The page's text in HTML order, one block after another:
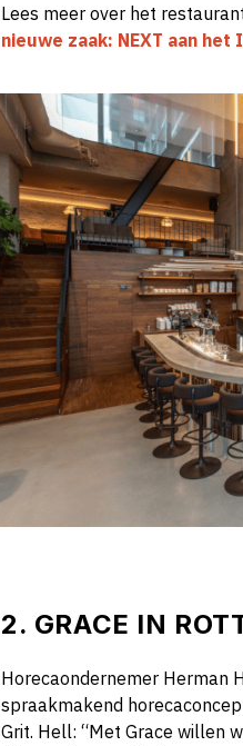
Lees meer over het
nieuwe zaak: NEXT aan het
2. GRACE IN
Horecaondernemer Herman
spraakmakend
Grit. Hell: “Met Grace willen